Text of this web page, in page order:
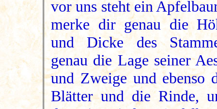
vor uns steht ein
merke dir genau die
und Dicke des
genau die Lage seiner
und Zweige und ebenso
Blätter und die Rinde,